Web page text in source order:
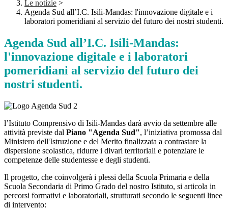
Le notizie >
Agenda Sud all’I.C. Isili-Mandas: l'innovazione digitale e i
laboratori pomeridiani al servizio del futuro dei nostri studenti.
Agenda Sud all’I.C. Isili-Mandas:
l'innovazione digitale e i laboratori
pomeridiani al servizio del futuro dei
nostri studenti.
l’Istituto Comprensivo di Isili-Mandas darà avvio da settembre alle
attività previste dal Piano "Agenda Sud", l’iniziativa promossa dal
Ministero dell'Istruzione e del Merito finalizzata a contrastare la
dispersione scolastica, ridurre i divari territoriali e potenziare le
competenze delle studentesse e degli studenti.
Il progetto, che coinvolgerà i plessi della Scuola Primaria e della
Scuola Secondaria di Primo Grado del nostro Istituto, si articola in
percorsi formativi e laboratoriali, strutturati secondo le seguenti linee
di intervento: